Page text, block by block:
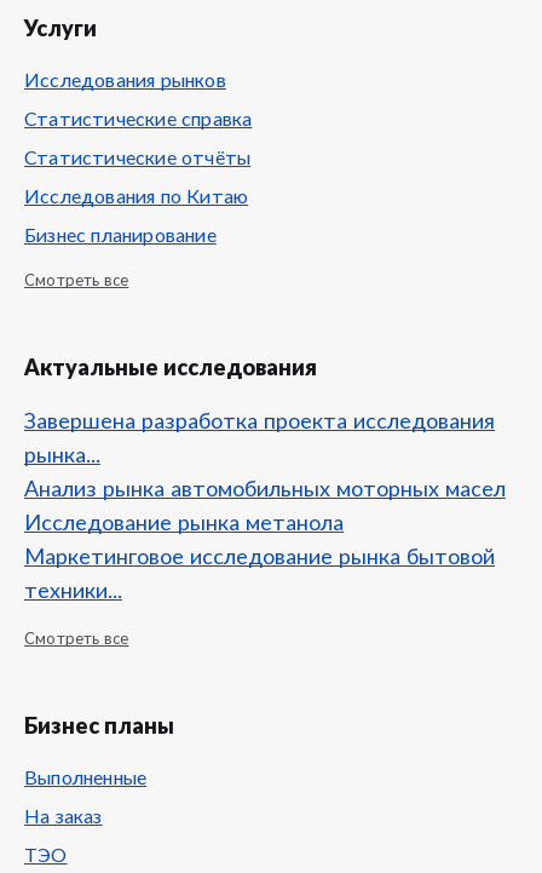
Услуги
Исследования рынков
Статистические справка
Статистические отчёты
Исследования по Китаю
Бизнес планирование
Смотреть все
Актуальные исследования
Завершена разработка проекта исследования
рынка...
Анализ рынка автомобильных моторных масел
Исследование рынка метанола
Маркетинговое исследование рынка бытовой
техники...
Смотреть все
Бизнес планы
Выполненные
На заказ
ТЭО